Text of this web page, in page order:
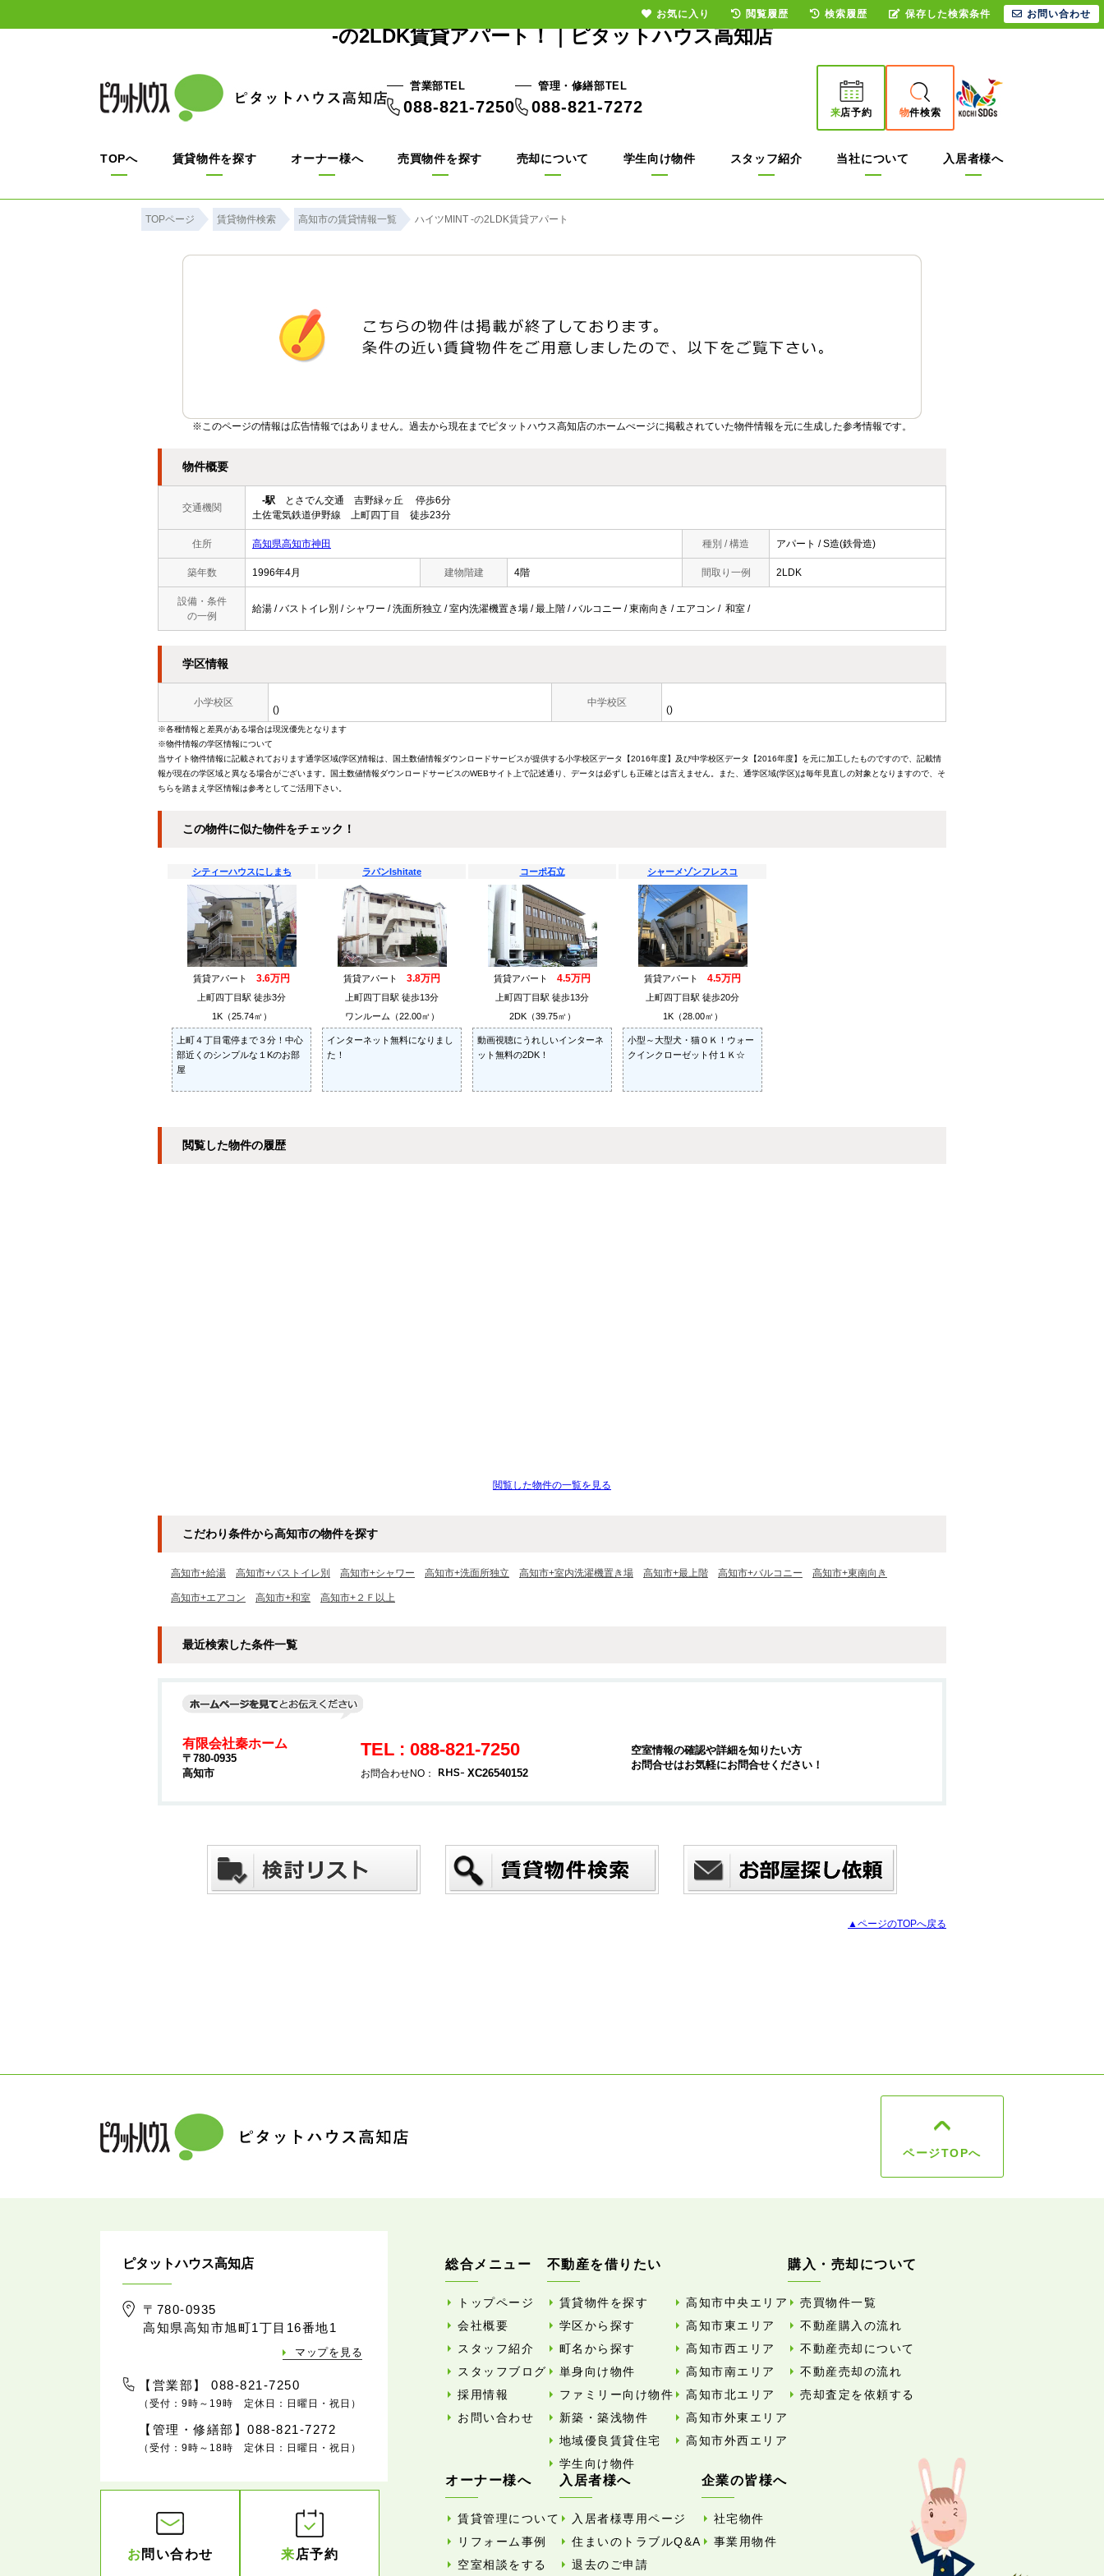
-の2LDK賃貸アパート！｜ピタットハウス高知店
営業部TEL
088-821-7250
管理・修繕部TEL
088-821-7272 来店予約 物件検索
TOPへ 賃貸物件を探す オーナー様へ 売買物件を探す 売却について 学生向け物件 スタッフ紹介 当社について 入居者様へ
TOPページ 賃貸物件検索 高知市の賃貸情報一覧 ハイツMINT -の2LDK賃貸アパート
※このページの情報は広告情報ではありません。過去から現在までピタットハウス高知店のホームぺージに掲載されていた物件情報を元に生成した参考情報です。
物件概要
交通機関
-駅 とさでん交通 吉野緑ヶ丘 停歩6分
土佐電気鉄道伊野線 上町四丁目 徒歩23分
住所 高知県高知市神田 種別 / 構造 アパート / S造(鉄骨造)
築年数 1996年4月 建物階建 4階 間取り一例 2LDK
設備・条件
の一例
給湯 / バストイレ別 / シャワー / 洗面所独立 / 室内洗濯機置き場 / 最上階 / バルコニー / 東南向き / エアコン / 和室 /
学区情報
小学校区
()
中学校区
()
※各種情報と差異がある場合は現況優先となります
※物件情報の学区情報について
当サイト物件情報に記載されております通学区域(学区)情報は、国土数値情報ダウンロードサービスが提供する小学校区データ【2016年度】及び中学校区データ【2016年度】を元に加工したものですので、記載情
報が現在の学区域と異なる場合がございます。国土数値情報ダウンロードサービスのWEBサイト上で記述通り、データは必ずしも正確とは言えません。また、通学区域(学区)は毎年見直しの対象となりますので、そ
ちらを踏まえ学区情報は参考としてご活用下さい。
この物件に似た物件をチェック！
シティーハウスにしまち
賃貸アパート 3.6万円
上町四丁目駅 徒歩3分
1K（25.74㎡）
上町４丁目電停まで３分！中心
部近くのシンプルな１Kのお部
屋
ラパンIshitate
賃貸アパート 3.8万円
上町四丁目駅 徒歩13分
ワンルーム（22.00㎡）
インターネット無料になりまし
た！
コーポ石立
賃貸アパート 4.5万円
上町四丁目駅 徒歩13分
2DK（39.75㎡）
動画視聴にうれしいインターネ
ット無料の2DK！
シャーメゾンフレスコ
賃貸アパート 4.5万円
上町四丁目駅 徒歩20分
1K（28.00㎡）
小型～大型犬・猫ＯＫ！ウォー
クインクローゼット付１Ｋ☆
閲覧した物件の履歴
閲覧した物件の一覧を見る
こだわり条件から高知市の物件を探す
高知市+給湯 高知市+バストイレ別 高知市+シャワー 高知市+洗面所独立 高知市+室内洗濯機置き場 高知市+最上階 高知市+バルコニー 高知市+東南向き
高知市+エアコン 高知市+和室 高知市+２Ｆ以上
最近検索した条件一覧
有限会社秦ホーム
〒780-0935
高知市
TEL : 088-821-7250
お問合わせNO： XC26540152
空室情報の確認や詳細を知りたい方
お問合せはお気軽にお問合せください！
▲ページのTOPへ戻る
ページTOPへ
ピタットハウス高知店
〒780-0935
高知県高知市旭町1丁目16番地1
マップを見る
【営業部】 088-821-7250
（受付：9時～19時 定休日：日曜日・祝日）
【管理・修繕部】088-821-7272
（受付：9時～18時 定休日：日曜日・祝日）
お問い合わせ 来 店予約
総合メニュー
トップページ
会社概要
スタッフ紹介
スタッフブログ
採用情報
お問い合わせ
不動産を借りたい
賃貸物件を探す
学区から探す
町名から探す
単身向け物件
ファミリー向け物件
新築・築浅物件
地域優良賃貸住宅
学生向け物件
高知市中央エリア
高知市東エリア
高知市西エリア
高知市南エリア
高知市北エリア
高知市外東エリア
高知市外西エリア
購入・売却について
売買物件一覧
不動産購入の流れ
不動産売却について
不動産売却の流れ
売却査定を依頼する
オーナー様へ
賃貸管理について
リフォーム事例
空室相談をする
入居者様へ
入居者様専用ページ
住まいのトラブルQ&A
退去のご申請
企業の皆様へ
社宅物件
事業用物件
お気に入り 閲覧履歴 検索履歴 保存した検索条件 お問い合わせ